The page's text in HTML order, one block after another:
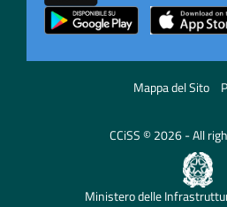
Mappa del Sito
CCiSS © 2026 - All
Ministero delle